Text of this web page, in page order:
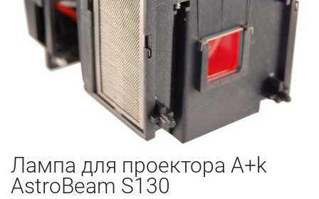
Лампа для проектора A+k
AstroBeam S130